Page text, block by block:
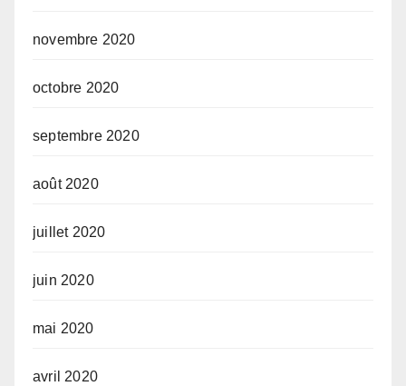
novembre 2020
octobre 2020
septembre 2020
août 2020
juillet 2020
juin 2020
mai 2020
avril 2020